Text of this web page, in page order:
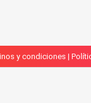
y condiciones |